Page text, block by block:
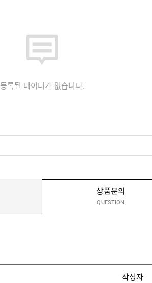
등록된 데이터가 없습니다.
상품문의
QUESTION
작성자